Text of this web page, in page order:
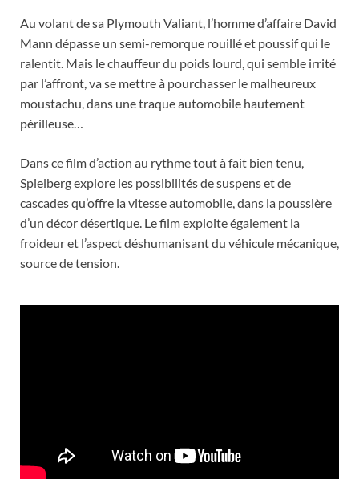
Au volant de sa Plymouth Valiant, l’homme d’affaire David
Mann dépasse un semi-remorque rouillé et poussif qui le
ralentit. Mais le chauffeur du poids lourd, qui semble irrité
par l’affront, va se mettre à pourchasser le malheureux
moustachu, dans une traque automobile hautement
périlleuse…
Dans ce film d’action au rythme tout à fait bien tenu,
Spielberg explore les possibilités de suspens et de
cascades qu’offre la vitesse automobile, dans la poussière
d’un décor désertique. Le film exploite également la
froideur et l’aspect déshumanisant du véhicule mécanique,
source de tension.